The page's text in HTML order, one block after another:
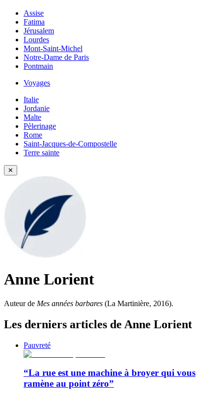
Assise
Fatima
Jérusalem
Lourdes
Mont-Saint-Michel
Notre-Dame de Paris
Pontmain
Voyages
Italie
Jordanie
Malte
Pèlerinage
Rome
Saint-Jacques-de-Compostelle
Terre sainte
✕
Anne Lorient
Auteur de Mes années barbares (La Martinière, 2016).
Les derniers articles de Anne Lorient
Pauvreté
“La rue est une machine à broyer qui vous
ramène au point zéro”